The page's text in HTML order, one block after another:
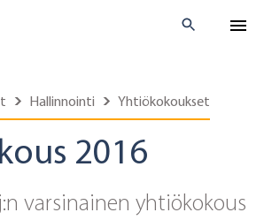
Hallinnointi Yhtiökokoukset
2016
varsinainen yhtiökokous